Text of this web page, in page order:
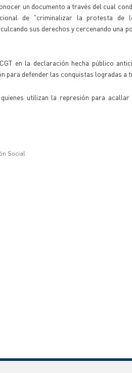
un documento a través del cual
de "criminalizar la protesta de
sus derechos y cercenando una
en la declaración hecha público
defender las conquistas logradas a
utilizan la represión para
Social